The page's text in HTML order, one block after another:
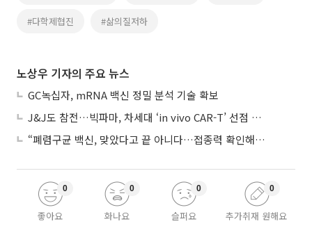
#다학제협진 #삶의질저하
노상우 기자의 주요 뉴스
GC녹십자, mRNA 백신 정밀 분석 기술 확보
J&J도 참전…빅파마, 차세대 ‘in vivo CAR-T’ 선점 경쟁 본격화
“폐렴구균 백신, 맞았다고 끝 아니다…접종력 확인해야”
좋아요
0
화나요
0
슬퍼요
0
추가취재 원해요
0